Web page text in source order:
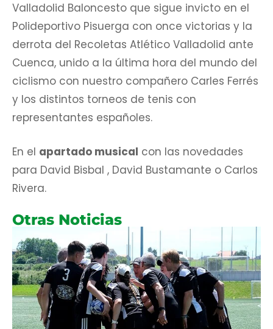
Valladolid Baloncesto que sigue invicto en el
Polideportivo Pisuerga con once victorias y la
derrota del Recoletas Atlético Valladolid ante
Cuenca, unido a la última hora del mundo del
ciclismo con nuestro compañero Carles Ferrés
y los distintos torneos de tenis con
representantes españoles.
En el apartado musical con las novedades
para David Bisbal , David Bustamante o Carlos
Rivera.
Otras Noticias